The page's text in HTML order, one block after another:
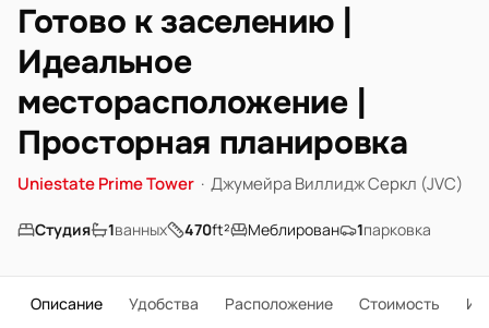
Готово к заселению |
Идеальное
месторасположение |
Просторная планировка
Uniestate Prime Tower · Джумейра Виллидж Серкл (JVC)
Студия 1ванных 470ft² Меблирован 1парковка
Описание Удобства Расположение Стоимость